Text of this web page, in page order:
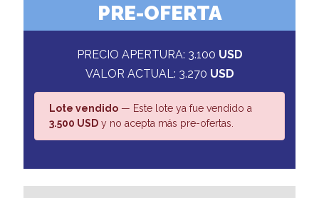
PRE-OFERTA
PRECIO APERTURA: 3.100 USD
VALOR ACTUAL: 3.270 USD
Lote vendido — Este lote ya fue vendido a
3.500 USD y no acepta más pre-ofertas.